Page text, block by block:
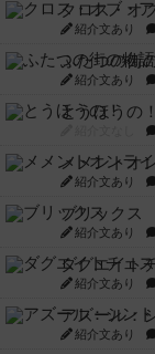
クロス・オ
紹介文あり
ふたつの街
紹介文あり
とうほうの！
メメントオ
紹介文あり
ブリックス
紹介文あり
ダグエイト
紹介文あり
アズール：
紹介文あり